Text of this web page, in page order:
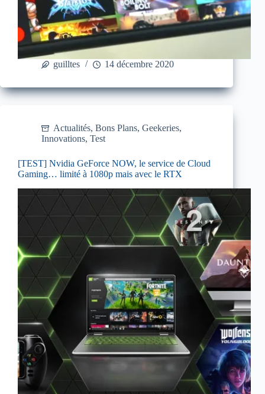
guilltes 14 décembre 2020
Actualités, Bons Plans, Geekeries,
Innovations, Test
[TEST] Nvidia GeForce NOW, le service de Cloud
Gaming… limité à 1080p mais avec le RTX